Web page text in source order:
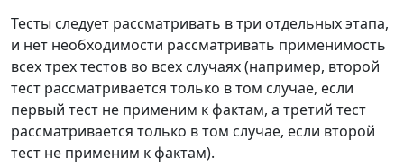
Тесты следует рассматривать в три отдельных этапа,
и нет необходимости рассматривать применимость
всех трех тестов во всех случаях (например, второй
тест рассматривается только в том случае, если
первый тест не применим к фактам, а третий тест
рассматривается только в том случае, если второй
тест не применим к фактам).